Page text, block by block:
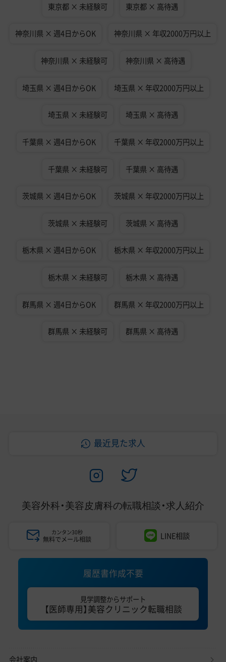
東京都 × 未経験可 東京都 × 高待遇
神奈川県 × 週4日からOK 神奈川県 × 年収2000万円以上
神奈川県 × 未経験可 神奈川県 × 高待遇
埼玉県 × 週4日からOK 埼玉県 × 年収2000万円以上
埼玉県 × 未経験可 埼玉県 × 高待遇
千葉県 × 週4日からOK 千葉県 × 年収2000万円以上
千葉県 × 未経験可 千葉県 × 高待遇
茨城県 × 週4日からOK 茨城県 × 年収2000万円以上
茨城県 × 未経験可 茨城県 × 高待遇
栃木県 × 週4日からOK 栃木県 × 年収2000万円以上
栃木県 × 未経験可 栃木県 × 高待遇
群馬県 × 週4日からOK 群馬県 × 年収2000万円以上
群馬県 × 未経験可 群馬県 × 高待遇
最近見た求人
美容外科・美容皮膚科の転職相談・求人紹介
カンタン30秒
無料でメール相談 LINE相談
履歴書作成不要
見学調整からサポート
【医師専用】美容クリニック転職相談
会社案内